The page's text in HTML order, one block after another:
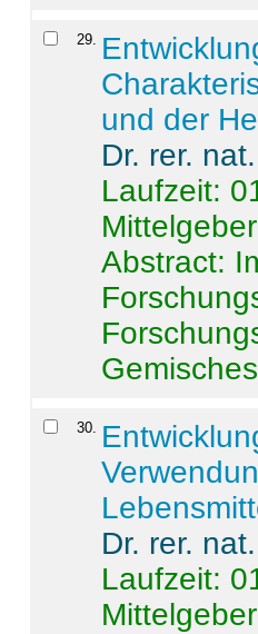
29.
und der
Dr. rer.
Laufzeit:
Abstract:
30.
Dr. rer.
Laufzeit: